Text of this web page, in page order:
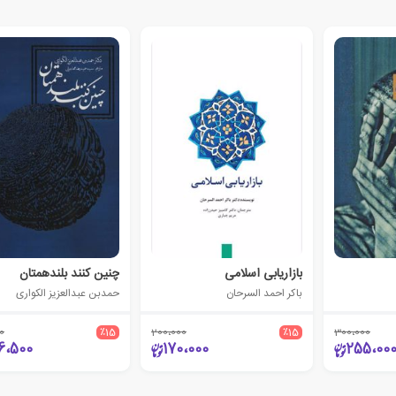
300،000
255،000
بازاریابی اسلامی
باکر احمد السرحان
٪15 200،000
170،000
چنین کنند بلندهمتان
حمدبن عبدالعزیز الکواری
٪15